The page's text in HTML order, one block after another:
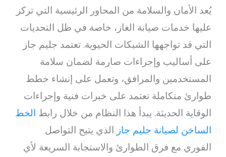
يُعد الأمان والسلامة من المحاور الرئيسية التي تركز
عليها خدمات صيانة الغاز، خاصة في ظل التحديات
التي قد تواجهها الشبكات الحيوية. تعتمد جليم جاز
على أساليب وإجراءات صارمة لضمان سلامة
المستخدمين والمرافق، وتعمل على إنشاء خطط
طوارئ متكاملة تعتمد على خبرات فنية وإجراءات
الوقاية الحديثة. يبدأ هذا النظام من خلال رابط الخط
الساخن لصيانة جليم جاز الذي يتيح التواصل
الفوري مع فرق الطوارئ والاستجابة السريعة لأي